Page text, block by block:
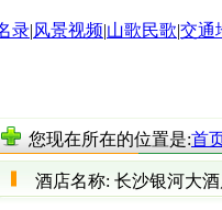
录|风景视频|山歌民歌|交通
您现在所在的位置是:首
酒店名称: 长沙银河大